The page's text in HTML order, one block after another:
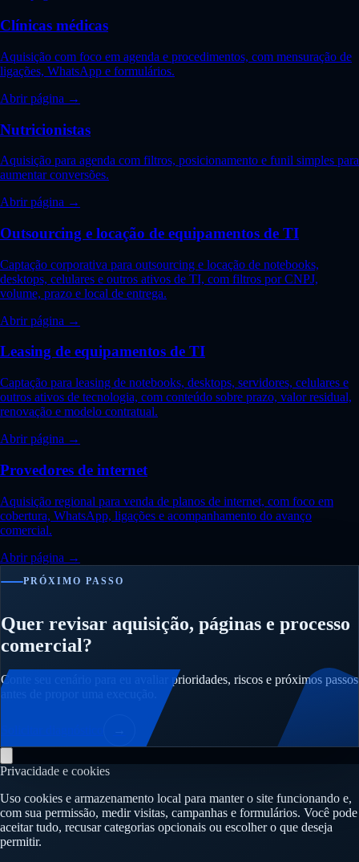
Clínicas médicas
Aquisição com foco em agenda e procedimentos, com mensuração de
ligações, WhatsApp e formulários.
Abrir página →
Nutricionistas
Aquisição para agenda com filtros, posicionamento e funil simples para
aumentar conversões.
Abrir página →
Outsourcing e locação de equipamentos de TI
Captação corporativa para outsourcing e locação de notebooks,
desktops, celulares e outros ativos de TI, com filtros por CNPJ,
volume, prazo e local de entrega.
Abrir página →
Leasing de equipamentos de TI
Captação para leasing de notebooks, desktops, servidores, celulares e
outros ativos de tecnologia, com conteúdo sobre prazo, valor residual,
renovação e modelo contratual.
Abrir página →
Provedores de internet
Aquisição regional para venda de planos de internet, com foco em
cobertura, WhatsApp, ligações e acompanhamento do avanço
comercial.
Abrir página →
PRÓXIMO PASSO
Quer revisar aquisição, páginas e processo
comercial?
Conte seu cenário para eu avaliar prioridades, riscos e próximos passos
Privacidade e cookies
Uso cookies e armazenamento local para manter o site funcionando e,
com sua permissão, medir visitas, campanhas e formulários. Você pode
aceitar tudo, recusar categorias opcionais ou escolher o que deseja
permitir.